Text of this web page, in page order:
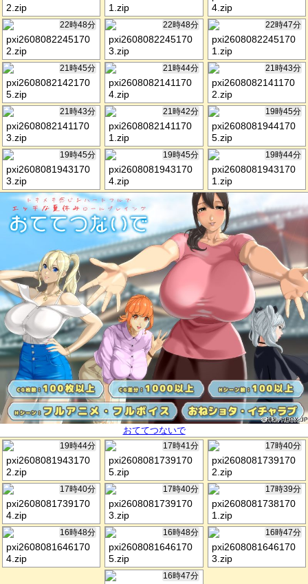
2.zip
1.zip
4.zip
22時48分
pxi2608082245170
2.zip
22時48分
pxi2608082245170
3.zip
22時47分
pxi2608082245170
1.zip
21時45分
pxi2608082142170
5.zip
21時44分
pxi2608082141170
4.zip
21時43分
pxi2608082141170
2.zip
21時43分
pxi2608082141170
3.zip
21時42分
pxi2608082141170
1.zip
19時45分
pxi2608081944170
5.zip
19時45分
pxi2608081943170
3.zip
19時45分
pxi2608081943170
4.zip
19時44分
pxi2608081943170
1.zip
おててつないで
19時44分
pxi2608081943170
2.zip
17時41分
pxi2608081739170
5.zip
17時40分
pxi2608081739170
2.zip
17時40分
pxi2608081739170
4.zip
17時40分
pxi2608081739170
3.zip
17時39分
pxi2608081738170
1.zip
16時48分
pxi2608081646170
4.zip
16時48分
pxi2608081646170
5.zip
16時47分
pxi2608081646170
3.zip
16時47分